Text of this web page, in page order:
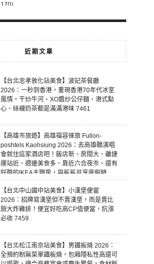
170)
近期文章
【台北忠孝敦化站美食】波記茶餐廳
2026：一秒到香港，重現香港70年代冰室
風情，干炒牛河、XO醬炒公仔麵、港式點
心、絲襪奶茶都是滿滿港味 7461
【高雄市旅遊】高雄福容徠旅 Fullon-
poshtels Kaohsiung 2026：去高雄聽演唱
會就住這家酒店吧！飯店新、房間大、離捷
運站近、週邊美食多、靠近六合夜市、還有
好酷的IKEA主題房，與鯊鯊共享度假時
光！ 7460
【台北中山國中站美食】小漢堡便當
2026：招牌寫漢堡但不賣漢堡，而是賣比
臉大炸雞排！便宜好吃高CP值便當，抗漲
必收 7459
【台北松江南京站美食】男鐵板燒 2026：
全預約制無菜單鐵板燒，包廂隱私性高還可